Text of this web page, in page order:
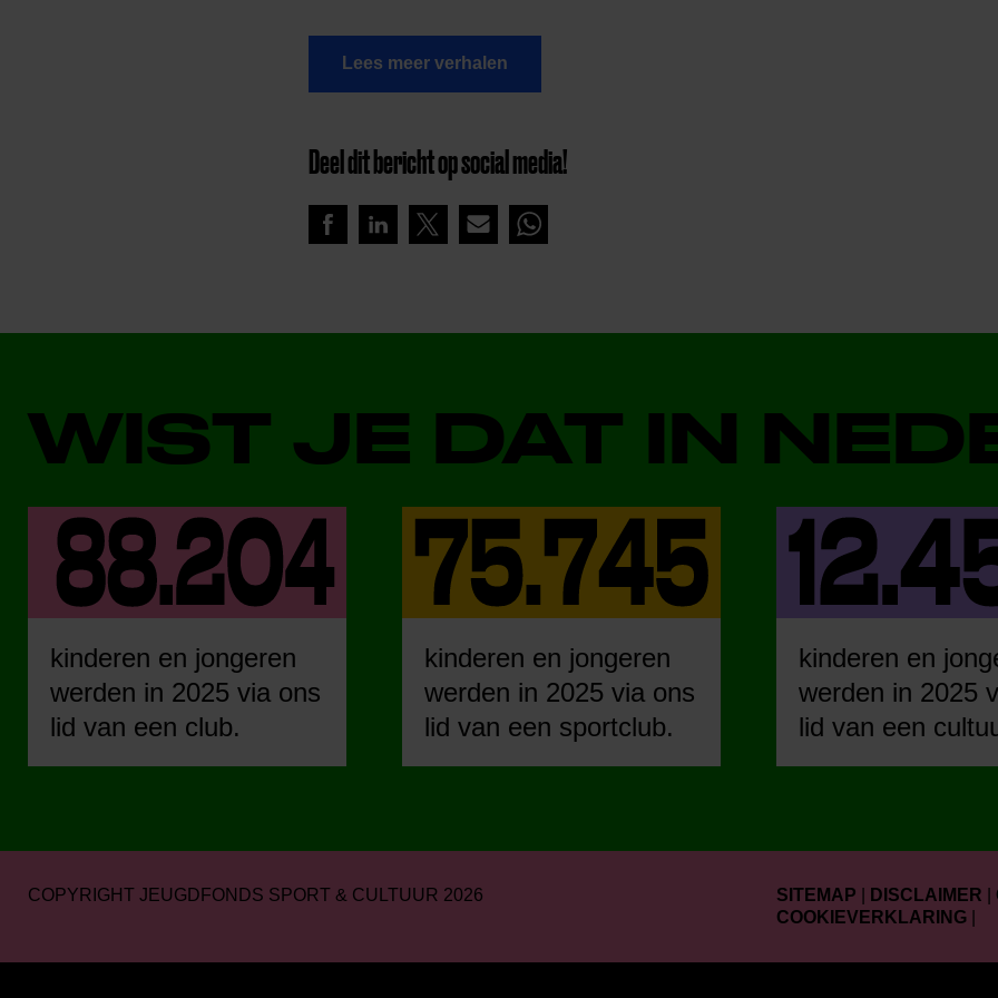
Lees meer verhalen
Deel dit bericht op social media!
WIST JE DAT IN
kinderen en jongeren
werden in 2025 via ons
lid van een club.
kinderen en jongeren
werden in 2025 via ons
lid van een sportclub.
kinderen en
werden in 2025
lid van een
COPYRIGHT JEUGDFONDS SPORT & CULTUUR 2026 SITEMAP DISCLAIMER
COOKIEVERKLARING